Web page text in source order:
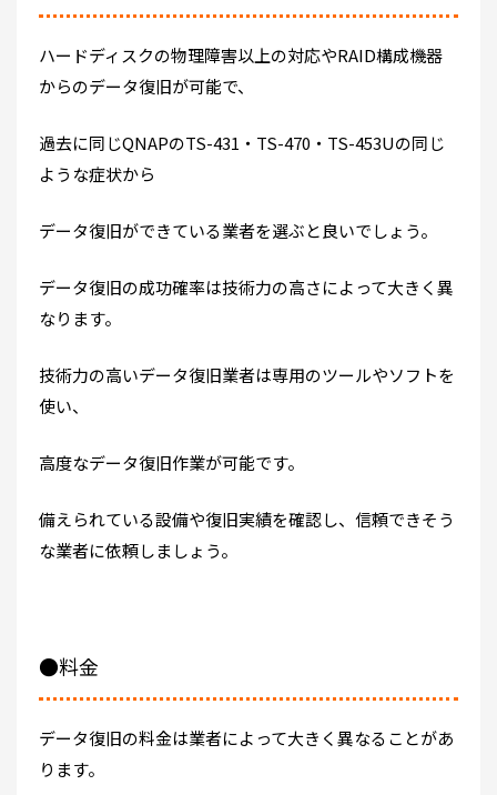
ハードディスクの物理障害以上の対応やRAID構成機器
からのデータ復旧が可能で、
過去に同じQNAPのTS-431・TS-470・TS-453Uの同じ
ような症状から
データ復旧ができている業者を選ぶと良いでしょう。
データ復旧の成功確率は技術力の高さによって大きく異
なります。
技術力の高いデータ復旧業者は専用のツールやソフトを
使い、
高度なデータ復旧作業が可能です。
備えられている設備や復旧実績を確認し、信頼できそう
な業者に依頼しましょう。
●料金
データ復旧の料金は業者によって大きく異なることがあ
ります。